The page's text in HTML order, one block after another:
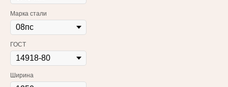
Марка стали
ГОСТ
Ширина